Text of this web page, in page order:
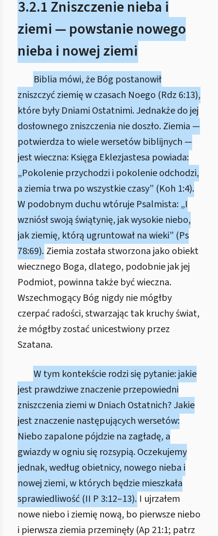
3.2.1 Zniszczenie nieba i
ziemi — powstanie nowego
nieba i nowej ziemi
Biblia mówi, że Bóg postanowił
zniszczyć ziemię w czasach Noego (Rdz 6:13),
które były Dniami Ostatnimi. Jednakże do jej
dosłownego zniszczenia nie doszło. Ziemia —
potwierdza to wiele wersetów biblijnych —
jest wieczna: Księga Eklezjastesa powiada:
„Pokolenie przychodzi i pokolenie odchodzi,
a ziemia trwa po wszystkie czasy” (Koh 1:4).
W podobnym duchu wtóruje Psalmista: „I
wzniósł swoją świątynię, jak wysokie niebo,
jak ziemię, którą ugruntował na wieki” (Ps
78:69). Ziemia została stworzona jako obiekt
wiecznego Boga, dlatego, podobnie jak jej
Podmiot, powinna także być wieczna.
Wszechmogący Bóg nigdy nie mógłby
czerpać radości, stwarzając tak kruchy świat,
że mógłby zostać unicestwiony przez
Szatana.
W tym kontekście rodzi się pytanie: jakie
jest prawdziwe znaczenie przepowiedni
zniszczenia ziemi w Dniach Ostatnich? Jakie
jest znaczenie następujących wersetów:
Niebo zapalone pójdzie na zagładę, a
gwiazdy w ogniu się rozsypią. Oczekujemy
jednak, według obietnicy, nowego nieba i
nowej ziemi, w których będzie mieszkała
sprawiedliwość (II P 3:12–13). I ujrzałem
nowe niebo i ziemię nową, bo pierwsze niebo
i pierwsza ziemia przeminęły (Ap 21:1; patrz